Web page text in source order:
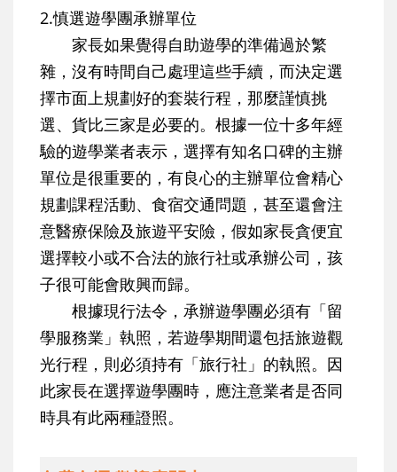
2.慎選遊學團承辦單位
家長如果覺得自助遊學的準備過於繁
雜，沒有時間自己處理這些手續，而決定選
擇市面上規劃好的套裝行程，那麼謹慎挑
選、貨比三家是必要的。根據一位十多年經
驗的遊學業者表示，選擇有知名口碑的主辦
單位是很重要的，有良心的主辦單位會精心
規劃課程活動、食宿交通問題，甚至還會注
意醫療保險及旅遊平安險，假如家長貪便宜
選擇較小或不合法的旅行社或承辦公司，孩
子很可能會敗興而歸。
根據現行法令，承辦遊學團必須有「留
學服務業」執照，若遊學期間還包括旅遊觀
光行程，則必須持有「旅行社」的執照。因
此家長在選擇遊學團時，應注意業者是否同
時具有此兩種證照。